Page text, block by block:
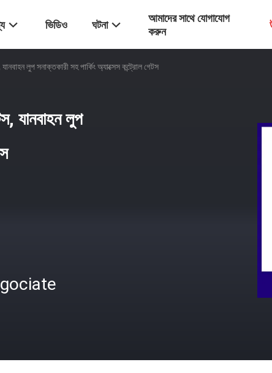
ভিডিও ঘটনা
আমাদের সাথে যোগাযোগ
করুন
লুপ সনাক্তকারী সহ পার্কিং অ্যাক্সেস কন্ট্রোল গেটস
যানবাহন লুপ